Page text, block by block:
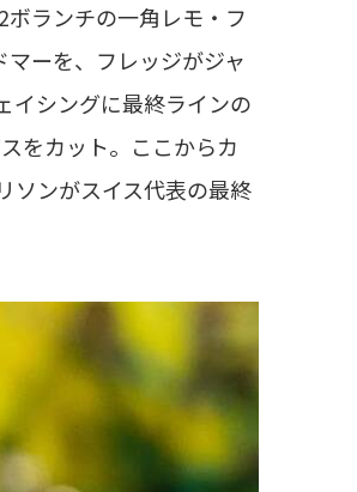
ランチの一角レモ・フ
ーを、フレッジがジャ
イシングに最終ラインの
をカット。ここからカ
ソンがスイス代表の最終